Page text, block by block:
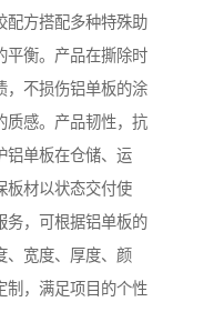
配方搭配多种特殊助
平衡。产品在撕除时
，不损伤铝单板的涂
质感。产品韧性，抗
铝单板在仓储、运
板材以状态交付使
务，可根据铝单板的
、宽度、厚度、颜
制，满足项目的个性